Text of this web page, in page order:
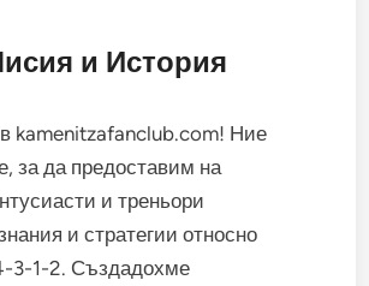
и История
kamenitzafanclub.com! Ние
за да предоставим на
и треньори
и стратегии относно
3-1-2. Създадохме